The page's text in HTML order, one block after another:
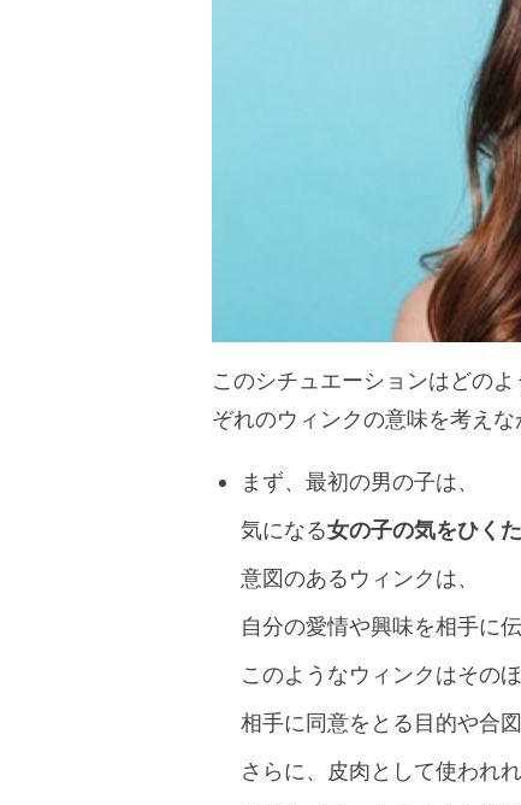
このシチュエーションはどの
ぞれのウィンクの意味を考えな
まず、最初の男の子は、
気になる女の子の気をひく
意図のあるウィンクは、
自分の愛情や興味を相手に
このようなウィンクはそのほ
相手に同意をとる目的や合
さらに、皮肉として使われれ